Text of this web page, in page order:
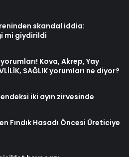
skandal iddia:
mi giydirildi
Kova, Akrep, Yay
SAĞLIK yorumları ne diyor?
iki ayın zirvesinde
Fındık Hasadı Öncesi Üreticiye